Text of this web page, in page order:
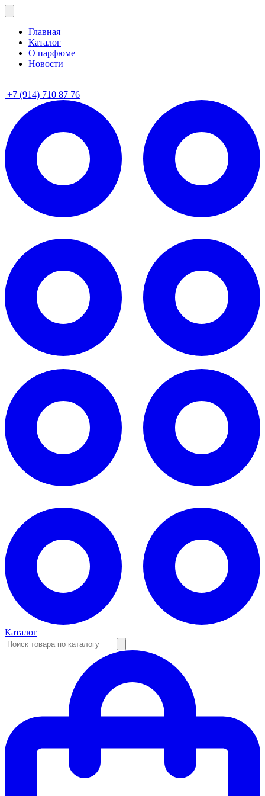
Главная
Каталог
О парфюме
Новости
+7 (914) 710 87 76
Каталог